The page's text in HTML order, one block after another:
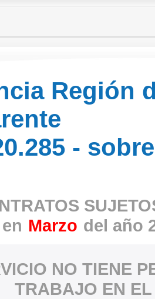
Región
-
Marzo del año
NO TIENE
TRABAJO EN